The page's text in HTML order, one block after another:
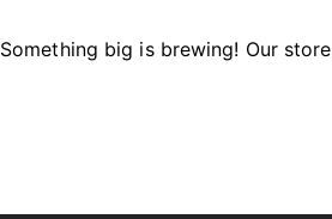
Something big is brewing! Our